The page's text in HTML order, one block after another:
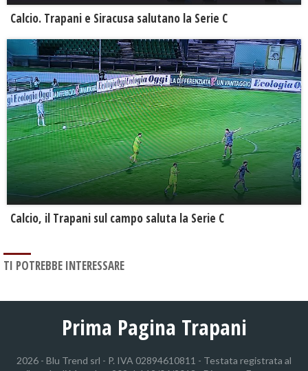
Calcio. Trapani e Siracusa salutano la Serie C
Calcio, il Trapani sul campo saluta la Serie C
TI POTREBBE INTERESSARE
Prima Pagina Trapani
2026 - Blu Trend srl - P. IVA 02894610811 - Testata registrata al